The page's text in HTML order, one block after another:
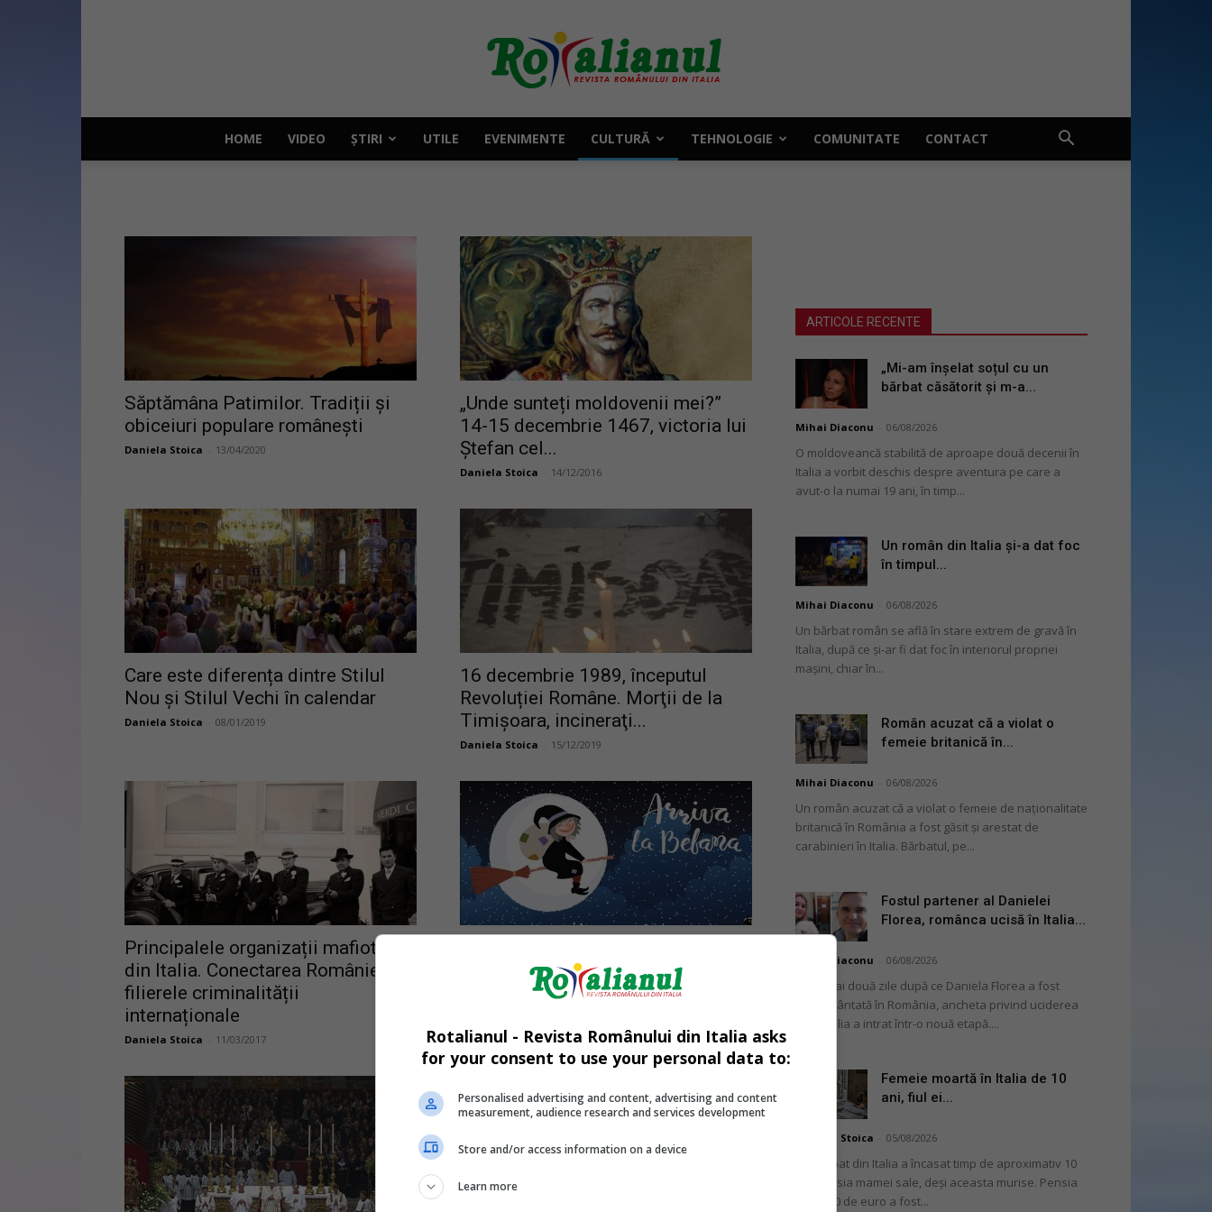
Rotalianul
–
românului
HOME VIDEO ȘTIRI UTILE EVENIMENTE CULTURĂ TEHNOLOGIE COMUNITATE CONTACT
Săptămâna Patimilor. Tradiții și
obiceiuri populare românești
Daniela Stoica 13/04/2020
„Unde sunteți moldovenii mei?”
14-15 decembrie 1467, victoria lui
Ștefan cel...
Daniela Stoica 14/12/2016
Care este diferența dintre Stilul
Nou și Stilul Vechi în calendar
Daniela Stoica 08/01/2019
16 decembrie 1989, începutul
Revoluției Române. Morţii de la
Timişoara, incineraţi...
Daniela Stoica 15/12/2019
Principalele organizații mafiote
din Italia. Conectarea României la
filierele criminalității
internaționale
Daniela Stoica 11/03/2017
bună care umple șosetele copiilor
cuminți cu...
ARTICOLE RECENTE
„Mi-am înșelat soțul cu un
bărbat căsătorit și m-a...
Mihai Diaconu 06/08/2026
O moldoveancă stabilită de aproape două decenii în
Italia a vorbit deschis despre aventura pe care a
avut-o la numai 19 ani, în timp...
Un român din Italia și-a dat foc
în timpul...
Mihai Diaconu 06/08/2026
Un bărbat român se află în stare extrem de gravă în
Italia, după ce și-ar fi dat foc în interiorul propriei
mașini, chiar în...
Român acuzat că a violat o
femeie britanică în...
Mihai Diaconu 06/08/2026
Un român acuzat că a violat o femeie de naționalitate
britanică în România a fost găsit și arestat de
carabinieri în Italia. Bărbatul, pe...
Fostul partener al Danielei
Florea, românca ucisă în Italia...
Mihai Diaconu 06/08/2026
La numai două zile după ce Daniela Florea a fost
înmormântată în România, ancheta privind uciderea
sa în Italia a intrat într-o nouă etapă....
Femeie moartă în Italia de 10
ani, fiul ei...
Daniela Stoica 05/08/2026
Un bărbat din Italia a încasat timp de aproximativ 10
ani pensia mamei sale, deși aceasta murise. Pensia
de 2.000 de euro a fost...
Rotalianul - Revista Românului din Italia asks
for your consent to use your personal data to:
Personalised advertising and content, advertising and content
measurement, audience research and services development
Store and/or access information on a device
Learn more